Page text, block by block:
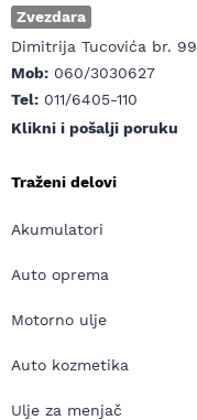
Zvezdara
Dimitrija Tucovića br. 99
Mob: 060/3030627
Tel: 011/6405-110
Klikni i pošalji poruku
Traženi delovi
Akumulatori
Auto oprema
Motorno ulje
Auto kozmetika
Ulje za menjač